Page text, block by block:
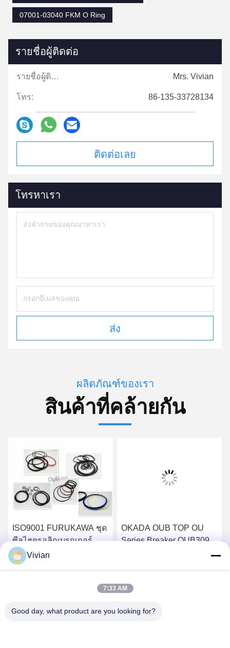
07001-03040 FKM O Ring
รายชื่อผู้ติดต่อ
รายชื่อผู้ติดต่อ: Mrs. Vivian
โทร: 86-135-33728134
ติดต่อเลย
โทรหาเรา
ส่ง
ผลิตภัณฑ์ของเรา
สินค้าที่คล้ายกัน
ISO9001 FURUKAWA ชุด
ซีลไฮดรอลิกเบรกเกอร์
กระบอก O Ring F27 F35
OKADA OUB TOP OU
Series Breaker OUB309
Vivian
7:33 AM
Good day, what product are you looking for?